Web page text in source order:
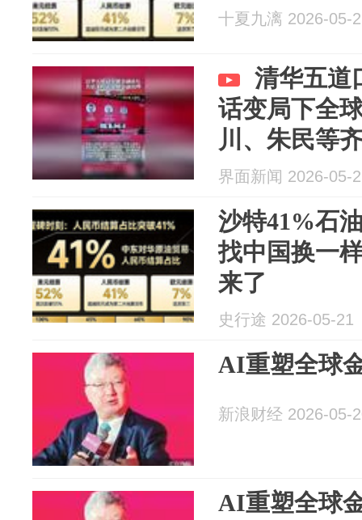
十夏九漓 2026-05-
清华五道
话变局下全
川、朱民等
界面新闻 2026-05-
沙特41%石
找中国换一
来了
史行途 2026-05-21
AI重塑全球
新浪财经 2026-05-
AI重塑全球